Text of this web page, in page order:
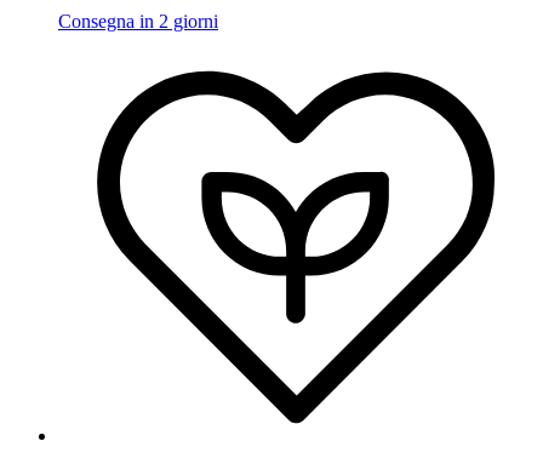
Consegna in 2 giorni